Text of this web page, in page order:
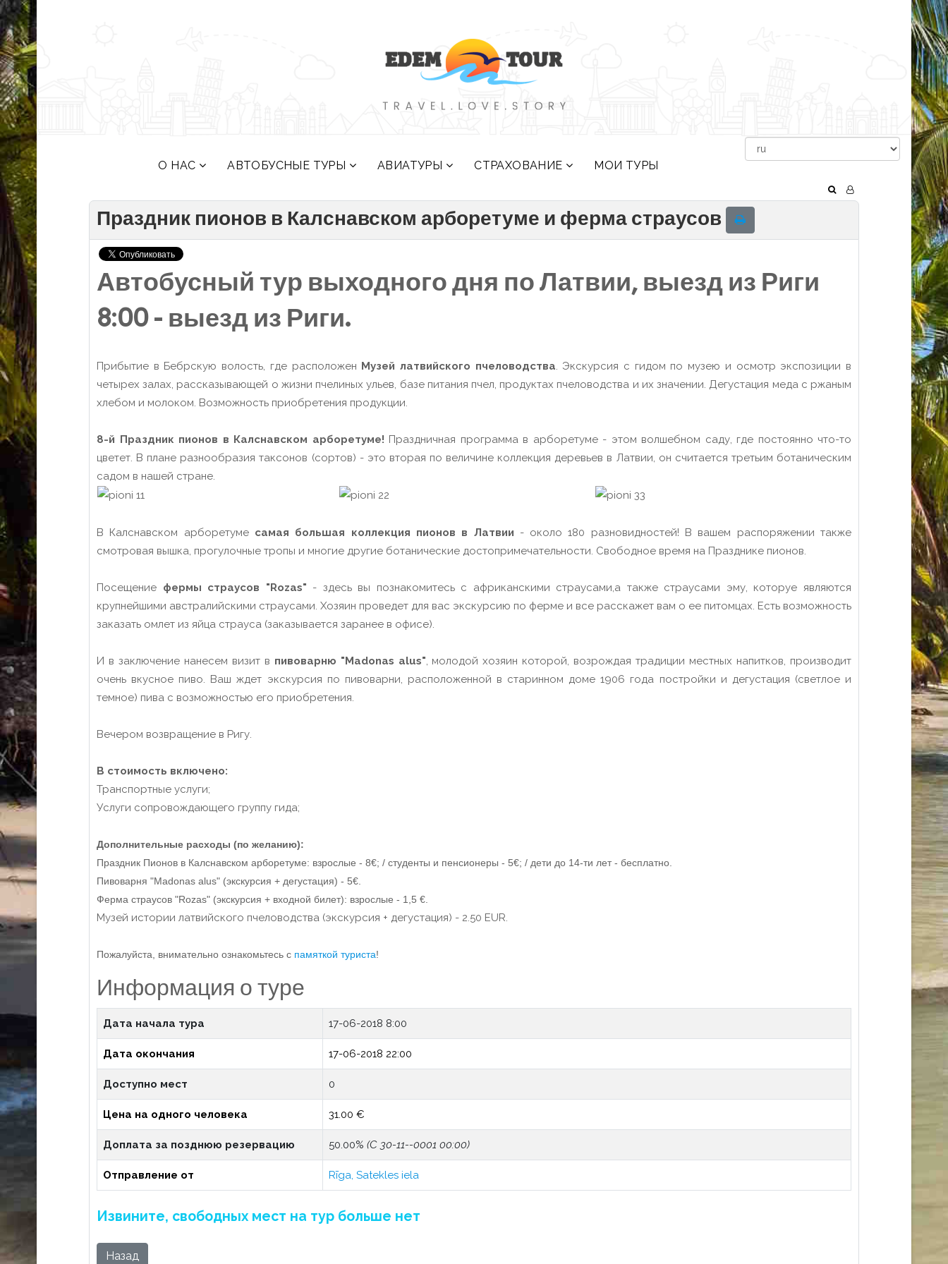
О НАС АВТОБУСНЫЕ ТУРЫ АВИАТУРЫ СТРАХОВАНИЕ МОИ ТУРЫ
Праздник пионов в Калснавском арборетуме и ферма страусов
Автобусный тур выходного дня по Латвии, выезд из Риги
8:00- выезд из Риги.
Прибытие в Бебрскую волость, где расположен Музей латвийского пчеловодства. Экскурсия с гидом по музею и осмотр экспозиции в
четырех залах, рассказывающей о жизни пчелиных ульев, базе питания пчел, продуктах пчеловодства и их значении. Дегустация меда с ржаным
хлебом и молоком. Возможность приобретения продукции.
8-й Праздник пионов в Калснавском арборетуме! Праздничная программа в арборетуме - этом волшебном саду, где постоянно что-то
цветет. В плане разнообразия таксонов (сортов) - это вторая по величине коллекция деревьев в Латвии, он считается третьим ботаническим
садом в нашей стране.
В Калснавском арборетуме самая большая коллекция пионов в Латвии - около 180 разновидностей! В вашем распоряжении также
смотровая вышка, прогулочные тропы и многие другие ботанические достопримечательности. Свободное время на Празднике пионов.
Посещение фермы страусов "Rozas" - здесь вы познакомитесь c африканскими страусами,а также страусами эму, которуе являются
крупнейшими австралийскими страусами. Хозяин проведет для вас экскурсию по ферме и все расскажет вам о ее питомцах. Есть возможность
заказать омлет из яйца страуса (заказывается заранее в офисе).
И в заключение нанесем визит в пивоварню "Madonas alus", молодой хозяин которой, возрождая традиции местных напитков, производит
очень вкусное пиво. Ваш ждет экскурсия по пивоварни, расположенной в старинном доме 1906 года постройки и дегустация (светлое и
темное) пива с возможностью его приобретения.
Вечером возвращение в Ригу.
В стоимость включено:
Транспортные услуги;
Услуги сопровождающего группу гида;
Дополнительные расходы (по желанию):
Праздник Пионов в Калснавском арборетуме: взрослые - 8€; / студенты и пенсионеры - 5€; / дети до 14-ти лет - бесплатно.
Пивоварня "Madonas alus" (экскурсия + дегустация) - 5€.
Ферма страусов "Rozas" (экскурсия + входной билет): взрослые - 1,5 €.
Музей истории латвийского пчеловодства (экскурсия + дегустация) - 2.50 EUR.
Пожалуйста, внимательно ознакомьтесь с памяткой туриста!
Информация о туре
Дата начала тура 17-06-2018 8:00
Дата окончания 17-06-2018 22:00
Доступно мест 0
Цена на одного человека 31.00 €
Доплата за позднюю резервацию 50.00% (С 30-11--0001 00:00)
Отправление от Rīga, Satekles iela
Извините, свободных мест на тур больше нет
Назад